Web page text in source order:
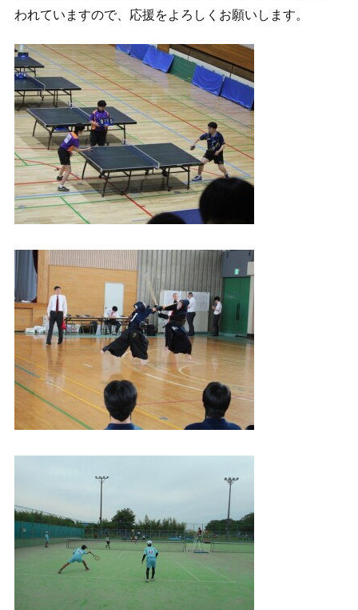
われていますので、応援をよろしくお願いします。